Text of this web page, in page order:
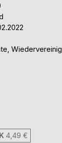
4,49 €